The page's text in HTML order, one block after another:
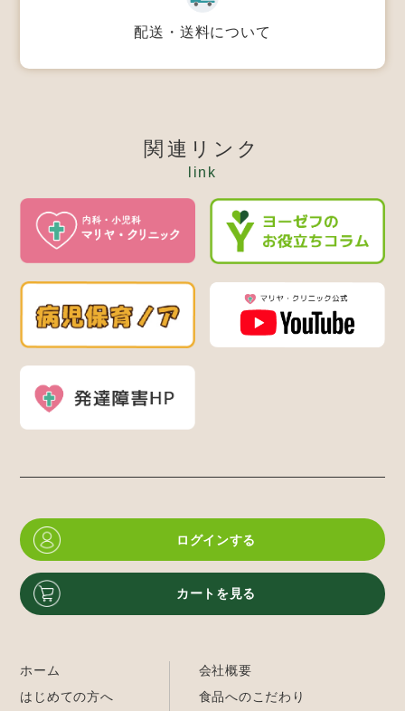
配送・送料について
関連リンク
link
ログインする
カートを見る
ホーム
はじめての方へ
会社概要
食品へのこだわり